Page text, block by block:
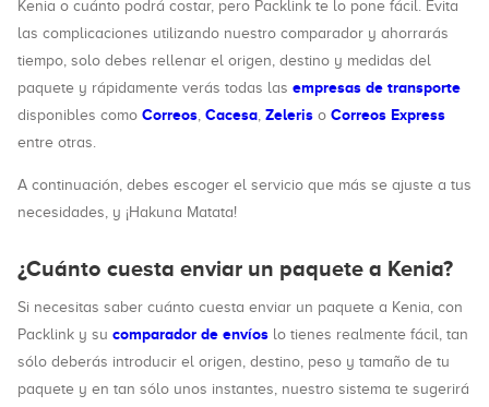
Kenia o cuánto podrá costar, pero Packlink te lo pone fácil. Evita
las complicaciones utilizando nuestro comparador y ahorrarás
tiempo, solo debes rellenar el origen, destino y medidas del
paquete y rápidamente verás todas las empresas de transporte
disponibles como Correos, Cacesa, Zeleris o Correos Express
entre otras.
A continuación, debes escoger el servicio que más se ajuste a tus
necesidades, y ¡Hakuna Matata!
¿Cuánto cuesta enviar un paquete a Kenia?
Si necesitas saber cuánto cuesta enviar un paquete a Kenia, con
Packlink y su comparador de envíos lo tienes realmente fácil, tan
sólo deberás introducir el origen, destino, peso y tamaño de tu
paquete y en tan sólo unos instantes, nuestro sistema te sugerirá